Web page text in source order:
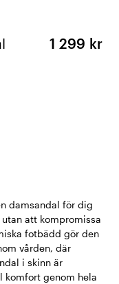
1 299 kr
damsandal för dig
att kompromissa
fotbädd gör den
vården, där
i skinn är
genom hela